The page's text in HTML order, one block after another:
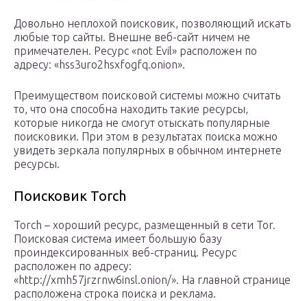
Довольно неплохой поисковик, позволяющий искать
любые тор сайты. Внешне веб-сайт ничем не
примечателен. Ресурс «not Evil» расположен по
адресу: «hss3uro2hsxfogfq.onion».
Преимуществом поисковой системы можно считать
то, что она способна находить такие ресурсы,
которые никогда не смогут отыскать популярные
поисковики. При этом в результатах поиска можно
увидеть зеркала популярных в обычном интернете
ресурсы.
Поисковик Torch
Torch – хороший ресурс, размещенный в сети Tor.
Поисковая система имеет большую базу
проиндексированных веб-страниц. Ресурс
расположен по адресу:
«http://xmh57jrzrnw6insl.onion/». На главной странице
расположена строка поиска и реклама.